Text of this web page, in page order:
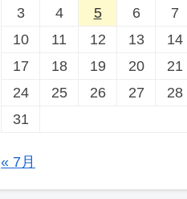
3
4 5 6 7
10
11 12 13 14
17
18 19 20 21
24
25 26 27 28
31
« 7月